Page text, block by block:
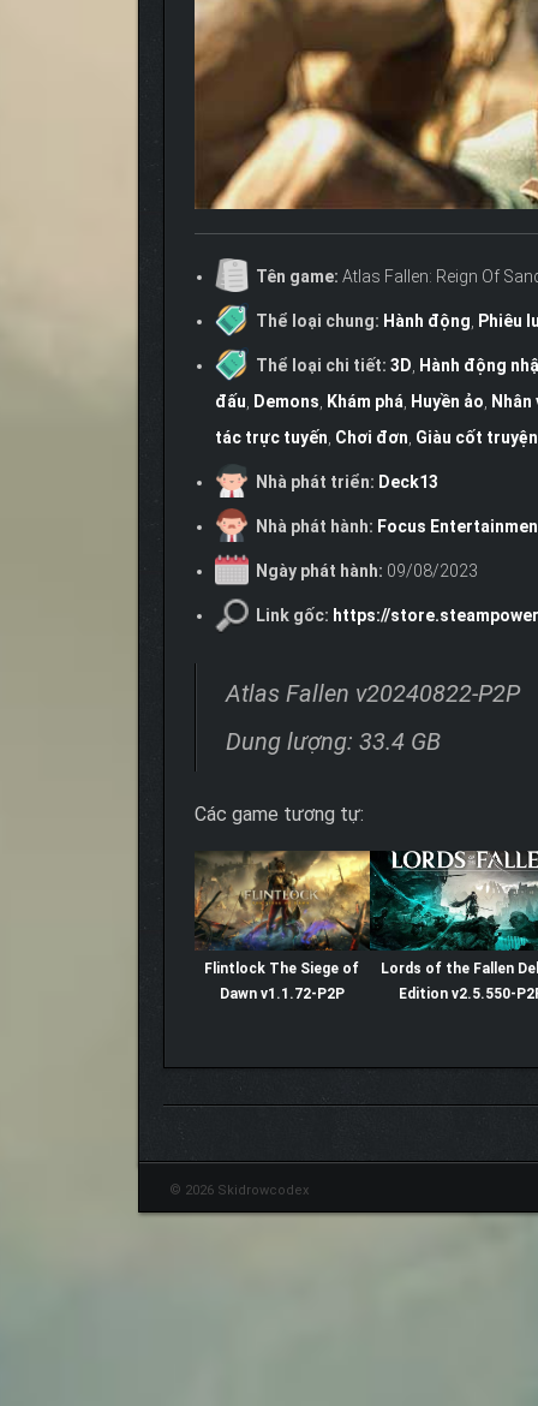
Tên game: Atlas Fallen: Reign Of
Thể loại chung: Hành động, Phiêu
Thể loại chi tiết: 3D, Hành động
đấu, Demons, Khám phá, Huyền ảo,
tác trực tuyến, Chơi đơn, Giàu cốt truyện
Nhà phát triển: Deck13
Nhà phát hành: Focus
Ngày phát hành: 09/08/2023
Link gốc: https://
Atlas Fallen v20240822-P2P
Dung lượng: 33.4 GB
Các game tương tự:
Flintlock The Siege of
Dawn v1.1.72-P2P
Lords of the Fallen
Edition v2.5.550-
© 2026 Skidrowcodex